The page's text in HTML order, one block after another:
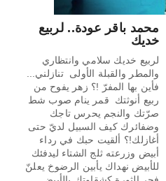
محمد باقر عودة.. لربيع
خديك
لربيع خديك سلامي وانتظاري
والمطر والقبلة الأولى تنازلني...
فأين بها المفرّ !؟ زهر يفوح من
ربيع أنوثتك قمر ينام صوب شط
صرّتك والنجم يحرس تاجك
وضفائرك كيف السبيل لديّ حتى
أغازلك!؟ ألقيت حبك في رداء
أبيض وزرعته ثلج الشتاء ليدفئك
للأبيض نهداك يأبين الرضوخ يعلنّ